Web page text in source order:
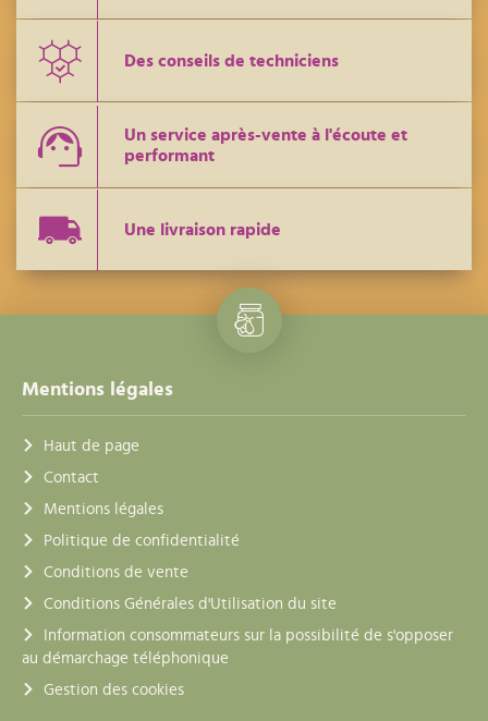
Des conseils de techniciens
Un service après-vente à l'écoute et
performant
Une livraison rapide
Mentions légales
Haut de page
Contact
Mentions légales
Politique de confidentialité
Conditions de vente
Conditions Générales d'Utilisation du site
Information consommateurs sur la possibilité de s'opposer
au démarchage téléphonique
Gestion des cookies